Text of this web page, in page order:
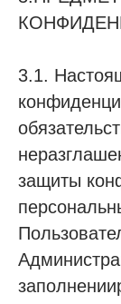
3.1.
защиты